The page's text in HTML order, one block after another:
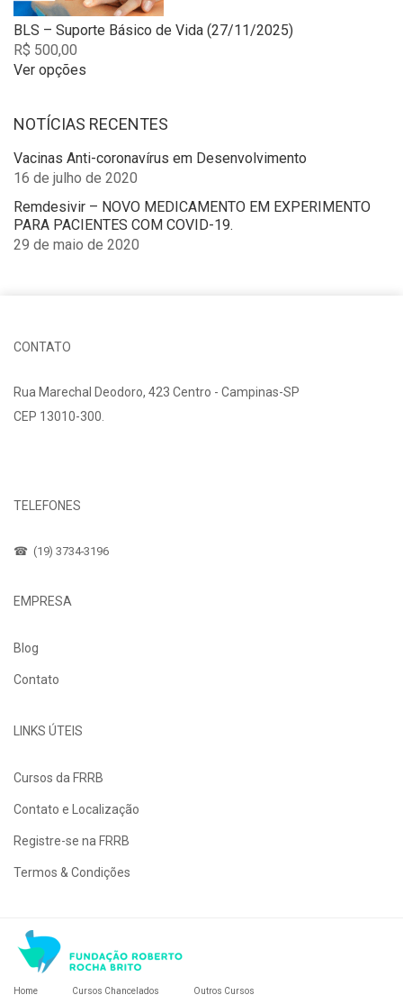
chosen
on
the
product
BLS – Suporte Básico de Vida (27/11/2025)
R$ 500,00
Ver opções
has
variants.
The
may
be
chosen
NOTÍCIAS RECENTES
Vacinas Anti-coronavírus em Desenvolvimento
16 de julho de 2020
Remdesivir – NOVO MEDICAMENTO EM EXPERIMENTO
PARA PACIENTES COM COVID-19.
29 de maio de 2020
CONTATO
Rua Marechal Deodoro, 423 Centro - Campinas-SP
CEP 13010-300.
TELEFONES
☎ (19) 3734-3196
EMPRESA
Blog
Contato
LINKS ÚTEIS
Cursos da FRRB
Contato e Localização
Registre-se na FRRB
Termos & Condições
Home Cursos Chancelados Outros Cursos